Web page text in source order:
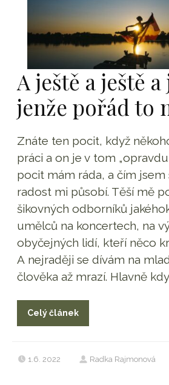
A ještě a ještě a
jenže pořád to
Znáte ten pocit, když
práci a on je v tom
pocit mám ráda, a čím jsem
radost mi působí. Těší mě
šikovných odborníků
umělců na koncertech, na
obyčejných lidí, kteří něco
A nejraději se dívám na
člověka až mrazí. Hlavně
Celý článek
1.6. 2022 Radka Rajmonová